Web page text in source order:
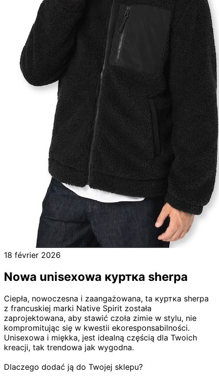
18 février 2026
Nowa unisexowa куртка sherpa
Ciepła, nowoczesna i zaangażowana, ta куртка sherpa
z francuskiej marki Native Spirit została
zaprojektowana, aby stawić czoła zimie w stylu, nie
kompromitując się w kwestii ekoresponsabilności.
Unisexowa i miękka, jest idealną częścią dla Twoich
kreacji, tak trendowa jak wygodna.
Dlaczego dodać ją do Twojej sklepu?